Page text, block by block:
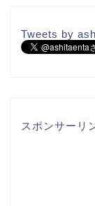
Tweets by
スポンサーリ